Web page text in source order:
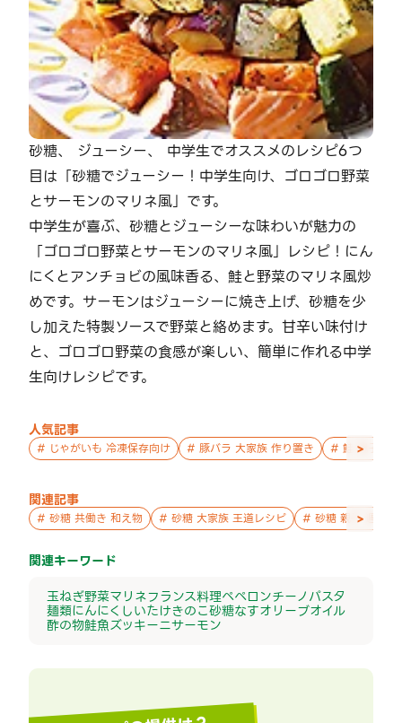
砂糖、 ジューシー、 中学生でオススメのレシピ6つ
目は「砂糖でジューシー！中学生向け、ゴロゴロ野菜
とサーモンのマリネ風」です。
中学生が喜ぶ、砂糖とジューシーな味わいが魅力の
「ゴロゴロ野菜とサーモンのマリネ風」レシピ！にん
にくとアンチョビの風味香る、鮭と野菜のマリネ風炒
めです。サーモンはジューシーに焼き上げ、砂糖を少
し加えた特製ソースで野菜と絡めます。甘辛い味付け
と、ゴロゴロ野菜の食感が楽しい、簡単に作れる中学
生向けレシピです。
人気記事
# じゃがいも 冷凍保存向け # 豚バラ 大家族 作り置き # 鮭 親子 作
>
関連記事
# 砂糖 共働き 和え物 # 砂糖 大家族 王道レシピ # 砂糖 親子 週末の
>
関連キーワード
玉ねぎ野菜マリネフランス料理ペペロンチーノパスタ
麺類にんにく しいたけきのこ砂糖なすオリーブオイル
酢の物鮭魚ズッキーニサーモン